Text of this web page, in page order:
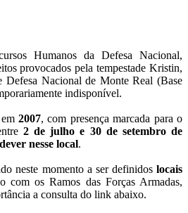
Humanos da Defesa Nacional,
provocados pela tempestade Kristin,
Nacional de Monte Real (Base
indisponível.
2007, com presença marcada para o
2 de julho e 30 de setembro de
nesse local.
neste momento a ser definidoslocais
com os Ramos das Forças Armadas,
a consulta do link abaixo.